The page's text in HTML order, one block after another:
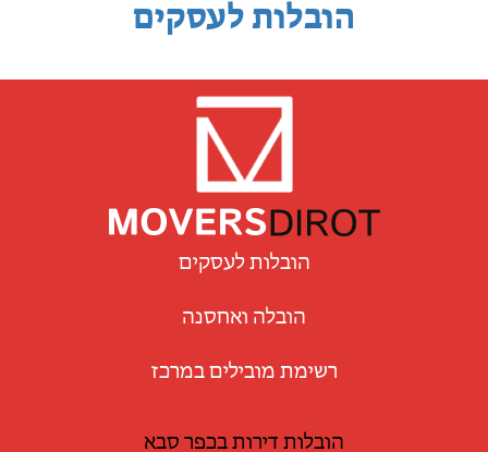
הובלות לעסקים
הובלות לעסקים
הובלה ואחסנה
רשימת מובילים במרכז
הובלות דירות בכפר סבא